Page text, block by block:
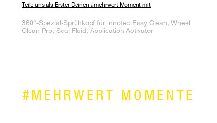
Teile uns als Erster Deinen #mehrwert Moment mit
360°-Spezial-Sprühkopf für Innotec Easy Clean, Wheel
Clean Pro, Seal Fluid, Application Activator
#MEHRWERT MOMENTE